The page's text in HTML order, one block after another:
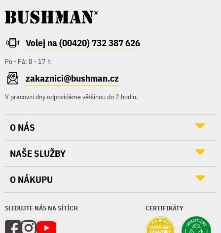
Volej na (00420) 732 387 626
Po - Pá: 8 - 17 h
zakaznici@bushman.cz
V pracovní dny odpovídáme většinou do 2 hodin.
SLEDUJTE NÁS NA SÍTÍCH CERTIFIKÁTY
O NÁS
NAŠE SLUŽBY
O NÁKUPU